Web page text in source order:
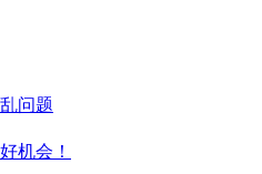
问题
机会！